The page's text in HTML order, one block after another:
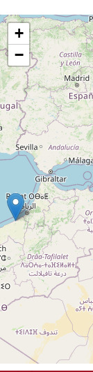
+
−